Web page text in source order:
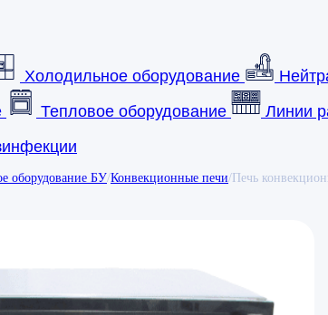
Холодильное оборудование
Тепловое оборудование Линии
оборудование БУ/Конвекционные печи/ Печь